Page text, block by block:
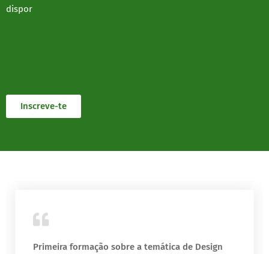
dispor
Inscreve-te
Primeira formação sobre a temática de Design